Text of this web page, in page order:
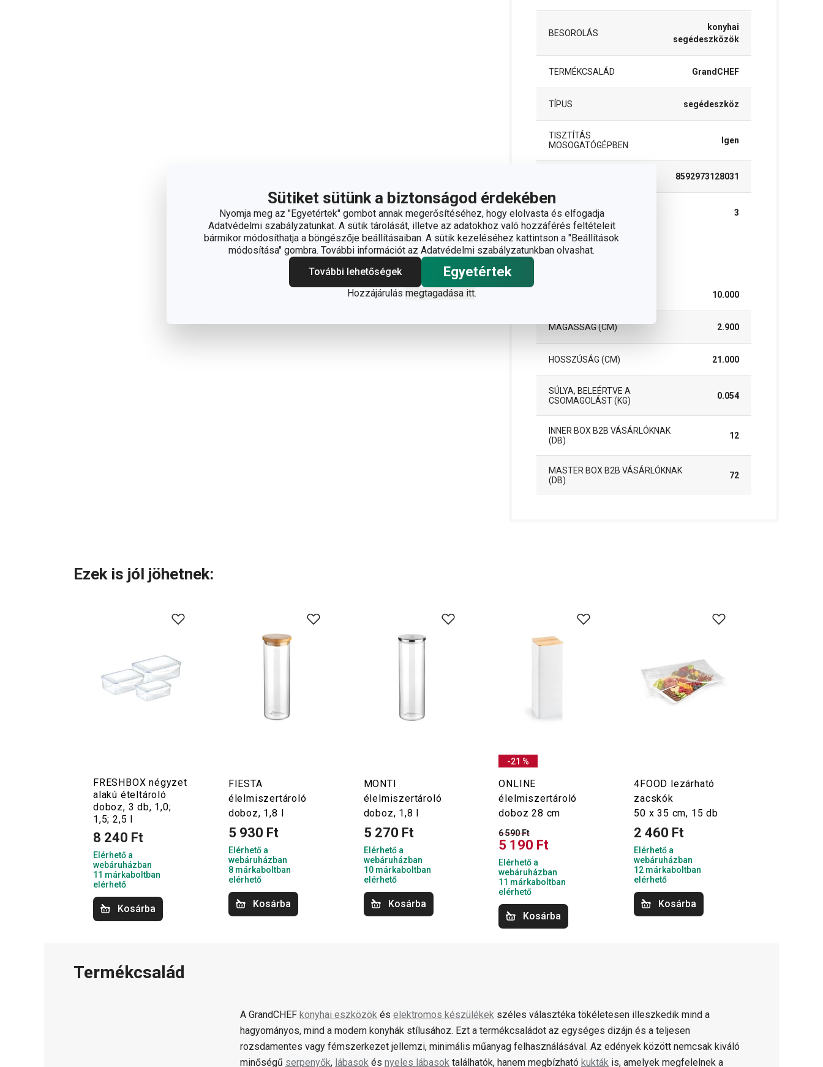
Sütiket sütünk a biztonságod érdekében
Nyomja meg az "Egyetértek" gombot annak megerősítéséhez, hogy elolvasta és elfogadja
Adatvédelmi szabályzatunkat. A sütik tárolását, illetve az adatokhoz való hozzáférés feltételeit
bármikor módosíthatja a böngészője beállításaiban. A sütik kezeléséhez kattintson a "Beállítások
módosítása" gombra. További információt az Adatvédelmi szabályzatunkban olvashat.
További lehetőségek
Egyetértek
Hozzájárulás megtagadása itt.
BESOROLÁS
konyhai
segédeszközök
TERMÉKCSALÁD GrandCHEF
TÍPUS segédeszköz
TISZTÍTÁS
MOSOGATÓGÉPBEN
Igen
8592973128031
A GARANCIÁLIS
IDŐSZAK (ÉVEKBEN)
3
10.000
MAGASSÁG (CM) 2.900
HOSSZÚSÁG (CM) 21.000
SÚLYA, BELEÉRTVE A
CSOMAGOLÁST (KG)
0.054
INNER BOX B2B VÁSÁRLÓKNAK
(DB)
12
MASTER BOX B2B VÁSÁRLÓKNAK
(DB)
72
Ezek is jól jöhetnek:
FRESHBOX négyzet
alakú ételtároló
doboz, 3 db, 1,0;
1,5; 2,5 l
8 240 Ft
Elérhető a
webáruházban
11 márkaboltban
elérhető
Kosárba
FIESTA
élelmiszertároló
doboz, 1,8 l
5 930 Ft
Elérhető a
webáruházban
8 márkaboltban
elérhető
Kosárba
MONTI
élelmiszertároló
doboz, 1,8 l
5 270 Ft
Elérhető a
webáruházban
10 márkaboltban
elérhető
Kosárba
-21 %
ONLINE
élelmiszertároló
doboz 28 cm
6 590 Ft
5 190 Ft
Elérhető a
webáruházban
11 márkaboltban
elérhető
Kosárba
4FOOD lezárható
zacskók
50 x 35 cm, 15 db
2 460 Ft
Elérhető a
webáruházban
12 márkaboltban
elérhető
Kosárba
Termékcsalád
A GrandCHEF konyhai eszközök és elektromos készülékek széles választéka tökéletesen illeszkedik mind a
hagyományos, mind a modern konyhák stílusához. Ezt a termékcsaládot az egységes dizájn és a teljesen
rozsdamentes vagy fémszerkezet jellemzi, minimális műanyag felhasználásával. Az edények között nemcsak kiváló
minőségű serpenyők, lábasok és nyeles lábasok találhatók, hanem megbízható kukták is, amelyek megfelelnek a